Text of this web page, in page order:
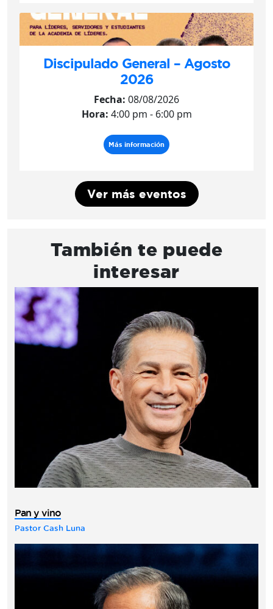
Discipulado General – Agosto
2026
Fecha: 08/08/2026
Hora: 4:00 pm - 6:00 pm
Más información
Ver más eventos
También te puede
interesar
Pan y vino
Pastor Cash Luna